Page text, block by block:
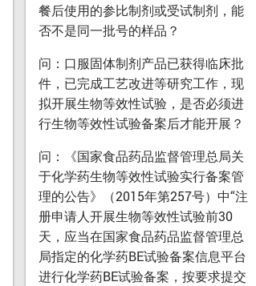
餐后使用的参比制剂或受试制剂，能
否不是同一批号的样品？
问：口服固体制剂产品已获得临床批
件，已完成工艺改进等研究工作，现
拟开展生物等效性试验，是否必须进
行生物等效性试验备案后才能开展？
问：《国家食品药品监督管理总局关
于化学药生物等效性试验实行备案管
理的公告》（2015年第257号）中“注
册申请人开展生物等效性试验前30
天，应当在国家食品药品监督管理总
局指定的化学药BE试验备案信息平台
进行化学药BE试验备案，按要求提交